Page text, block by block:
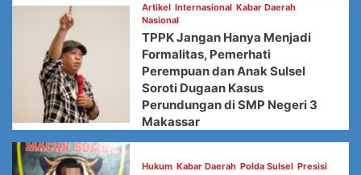
Artikel Internasional Kabar Daerah
Nasional
TPPK Jangan Hanya Menjadi
Formalitas, Pemerhati
Perempuan dan Anak Sulsel
Soroti Dugaan Kasus
Perundungan di SMP Negeri 3
Makassar
Hukum Kabar Daerah Polda Sulsel Presisi